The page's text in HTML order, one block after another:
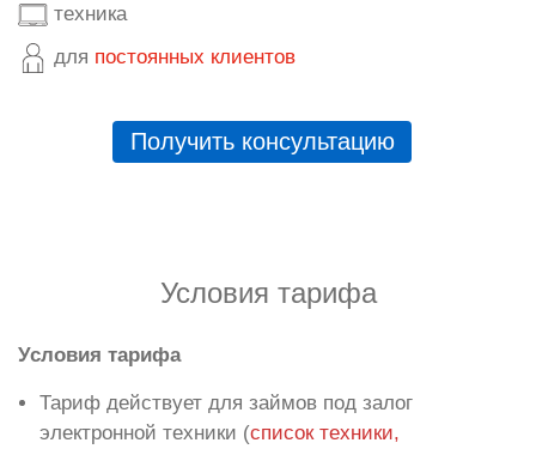
техника
для постоянных клиентов
Получить консультацию
Условия тарифа
Условия тарифа
Тариф действует для займов под залог
электронной техники (список техники,